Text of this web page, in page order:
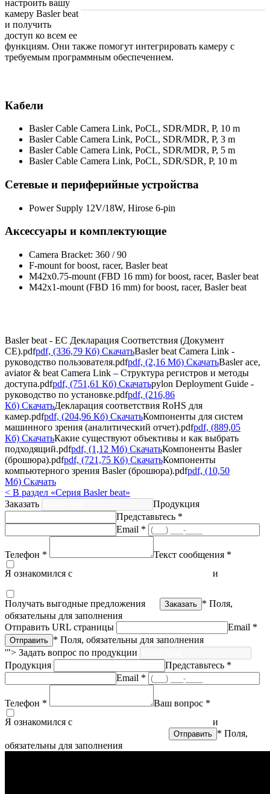
настроить вашу
камеру Basler beat
и получить
доступ ко всем ее
функциям. Они также помогут интегрировать камеру с
требуемым программным обеспечением.
Кабели
Basler Cable Camera Link, PoCL, SDR/MDR, P, 10 m
Basler Cable Camera Link, PoCL, SDR/MDR, P, 3 m
Basler Cable Camera Link, PoCL, SDR/MDR, P, 5 m
Basler Cable Camera Link, PoCL, SDR/SDR, P, 10 m
Сетевые и периферийные устройства
Power Supply 12V/18W, Hirose 6-pin
Аксессуары и комплектующие
Camera Bracket: 360 / 90
F-mount for boost, racer, Basler beat
M42x0.75-mount (FBD 16 mm) for boost, racer, Basler beat
M42x1-mount (FBD 16 mm) for boost, racer, Basler beat
Basler beat - EC Декларация Cоответствия (Документ
CE).pdfpdf, (336,79 Кб) СкачатьBasler beat Camera Link -
руководство пользователя.pdfpdf, (2,16 Мб) СкачатьBasler ace,
aviator & beat Camera Link – Структура регистров и методы
доступа.pdfpdf, (751,61 Кб) Скачатьpylon Deployment Guide -
руководство по установке.pdfpdf, (216,86
Кб) СкачатьДекларация соответствия RoHS для
камер.pdfpdf, (204,96 Кб) СкачатьКомпоненты для систем
машинного зрения (аналитический отчет).pdfpdf, (889,05
Кб) СкачатьКакие существуют объективы и как выбрать
подходящий.pdfpdf, (1,12 Мб) СкачатьКомпоненты Basler
(брошюра).pdfpdf, (721,75 Кб) СкачатьКомпоненты
компьютерного зрения Basler (брошюра).pdfpdf, (10,50
Мб) Скачать
< В раздел «Серия Basler beat»
Заказать
Продукция
Представьтесь *
Email *
Телефон *
Текст сообщения *
Я ознакомился с
и
Получать выгодные предложения
* Поля,
обязательны для заполнения
Отправить URL страницы
Email *
* Поля, обязательны для заполнения
'"> Задать вопрос по продукции
Продукция
Представьтесь *
Email *
Телефон *
Ваш вопрос *
Я ознакомился с
и
* Поля,
обязательны для заполнения